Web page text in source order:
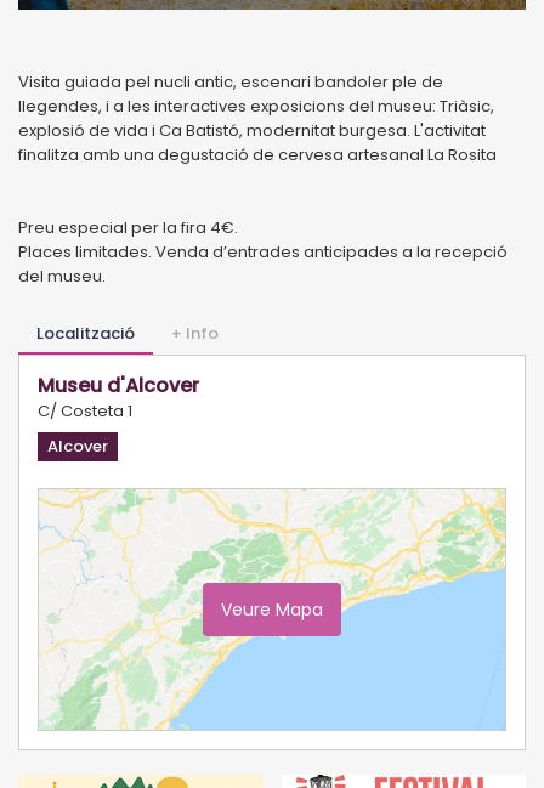
Visita guiada pel nucli antic, escenari bandoler ple de
llegendes, i a les interactives exposicions del museu: Triàsic,
explosió de vida i Ca Batistó, modernitat burgesa. L'activitat
finalitza amb una degustació de cervesa artesanal La Rosita
Preu especial per la fira 4€.
Places limitades. Venda d’entrades anticipades a la recepció
del museu.
Localització + Info
Museu d'Alcover
C/ Costeta 1
Alcover
Veure Mapa